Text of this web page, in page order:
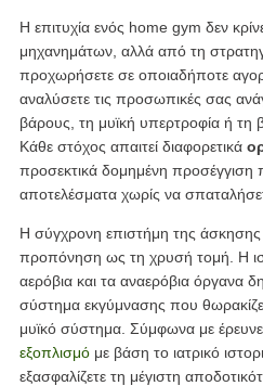
Η επιτυχία ενός home gym δεν
μηχανημάτων, αλλά από τη
προχωρήσετε σε οποιαδήποτε
αναλύσετε τις προσωπικές σας
βάρους, τη μυϊκή υπερτροφία ή τη
Κάθε στόχος απαιτεί διαφορετικά
προσεκτικά δομημένη προσέγγιση
αποτελέσματα χωρίς να
Η σύγχρονη επιστήμη της άσκησης
προπόνηση ως τη χρυσή τομή. Η
αερόβια και τα αναερόβια όργανα
σύστημα εκγύμνασης που θωρακίζει
μυϊκό σύστημα. Σύμφωνα με
εξοπλισμόμε βάση το ιατρικό
εξασφαλίζετε τη μέγιστη